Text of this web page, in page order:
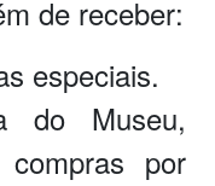
de receber:
especiais.
do Museu,
por